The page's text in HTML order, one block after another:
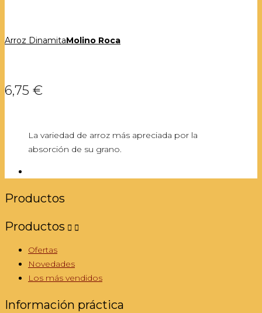
Arroz DinamitaMolino Roca
6,75 €
La variedad de arroz más apreciada por la
absorción de su grano.
Productos
Productos  
Ofertas
Novedades
Los más vendidos
Información práctica